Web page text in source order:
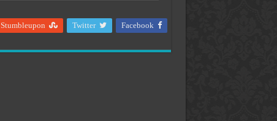
Facebook
Twitter
Stumbleupon